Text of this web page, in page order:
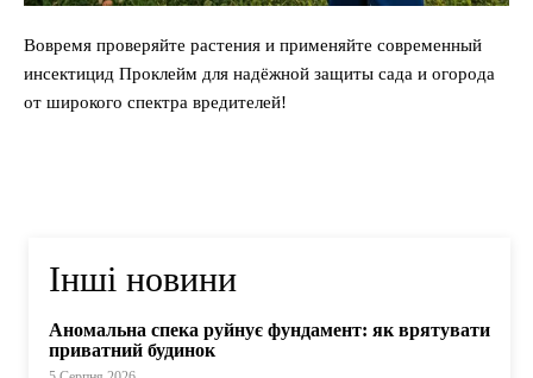
Вовремя проверяйте растения и применяйте современный
инсектицид Проклейм для надёжной защиты сада и огорода
от широкого спектра вредителей!
Інші новини
Аномальна спека руйнує фундамент: як врятувати
приватний будинок